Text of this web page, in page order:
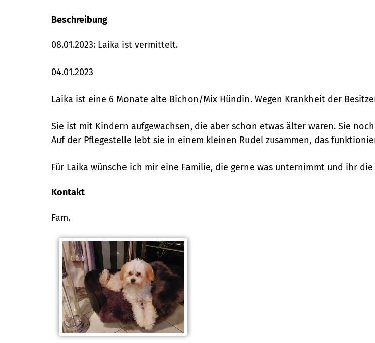
Beschreibung
08.01.2023: Laika ist vermittelt.
04.01.2023
Laika ist eine 6 Monate alte Bichon/Mix Hündin. Wegen Krankheit der
Sie ist mit Kindern aufgewachsen, die aber schon etwas älter waren. Sie
Auf der Pflegestelle lebt sie in einem kleinen Rudel zusammen, das
Für Laika wünsche ich mir eine Familie, die gerne was unternimmt und ihr
Kontakt
Fam.